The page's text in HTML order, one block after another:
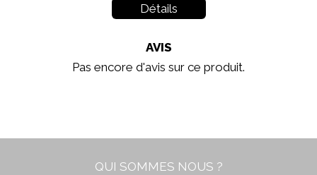
Détails
AVIS
Pas encore d'avis sur ce produit.
QUI SOMMES NOUS ?